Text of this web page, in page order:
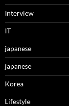
Interview
IT
japanese
japanese
Korea
Lifestyle